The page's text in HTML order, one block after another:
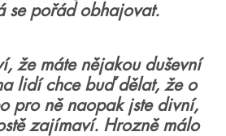
se pořád obhajovat.
že máte nějakou duševní
lidí chce buď dělat, že o
pro ně naopak jste divní,
zajímaví. Hrozně málo